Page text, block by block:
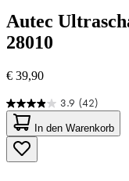
Autec
28010
€ 39,90
3.9 (42)
3.9
von
5
Sternen.
42
In den Warenkorb